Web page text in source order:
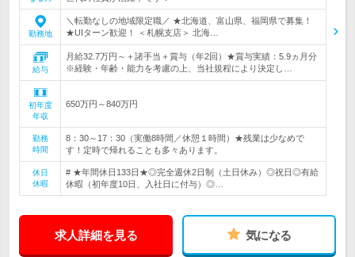
勤務地
＼転勤なしの地域限定職／ ★北海道、富山県、福岡県で募集！
★UIターン歓迎！ ＜札幌支店＞ 北海…
給与
月給32.7万円～＋諸手当＋賞与（年2回）★賞与実績：5.9ヵ月分
※経験・年齢・能力を考慮の上、当社規程により決定し…
初年度
年収
650万円～840万円
勤務
時間
8：30～17：30（実働8時間／休憩１時間）★残業は少なめで
す！定時で帰れることも多々あります。
休日
休暇
# ★年間休日133日★◎完全週休2日制（土日休み）◎祝日◎有給
休暇（初年度10日、入社日に付与）◎…
求人詳細を見る 気になる